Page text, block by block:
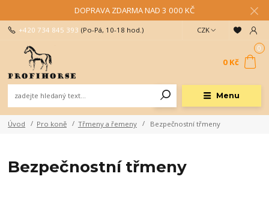
DOPRAVA ZDARMA NAD 3 000 KČ
Menu
CZK
+420 734 845 393 (Po-Pá, 10-18 hod.)
0
0 Kč
Úvod Pro koně Třmeny a řemeny Bezpečnostní třmeny
Bezpečnostní třmeny